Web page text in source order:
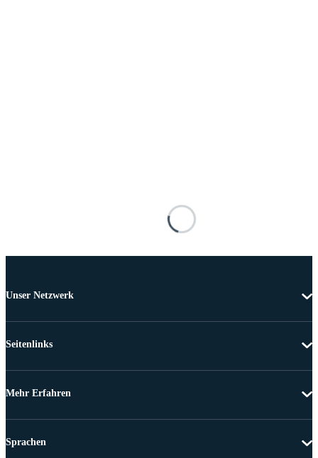
Unser Netzwerk
Seitenlinks
Mehr Erfahren
Sprachen